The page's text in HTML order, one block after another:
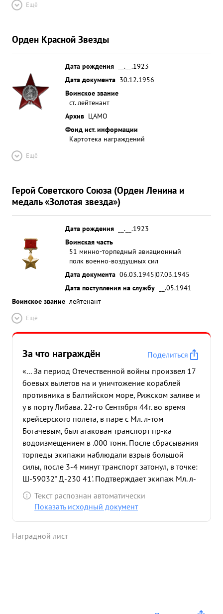
Ещё
Орден Красной Звезды
Дата рождения
__.__.1923
Дата документа 30.12.1956
Воинское звание
ст. лейтенант
Архив ЦАМО
Фонд ист. информации
Картотека награждений
Ещё
Герой Советского Союза (Орден Ленина и
медаль «Золотая звезда»)
Дата рождения
__.__.1923
Воинская часть
51 минно-торпедный авиационный
полк военно-воздушных сил
Дата документа 06.03.1945|07.03.1945
Дата поступления на службу
__.05.1941
Воинское звание лейтенант
Ещё
За что награждён
Поделиться
«... За период Отечественной войны произвел 17
боевых вылетов на и уничтожение кораблей
противника в Балтийском море, Рижском заливе и
у в порту Либава. 22-го Сентября 44г. во время
крейсерского полета, в паре с Мл. л-том
Богачевым, был атакован транспорт пр-ка
водоизмещением в .000 тонн. После сбрасывания
торпеды экипажи наблюдали взрыв большой
силы, после 3-4 минут транспорт затонул, в точке:
Ш-59032" Д-230 41'. Подтверждает экипаж Мл. л-
та Богачева и фотоснимок. 22-го Сентября 44 г. во
время повторного вылета в паре с командиром
в точке: Ш-50010 Л-21040". Несмотря на сильный
Текст распознан автоматически
Показать исходный документ
Наградной лист